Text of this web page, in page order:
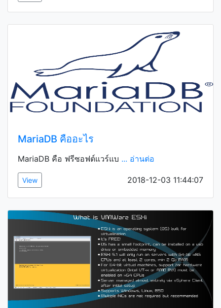
MariaDB คืออะไร
MariaDB คือ ฟรีซอฟต์แวร์แบ ... อ่านต่อ
View 2018-12-03 11:44:07